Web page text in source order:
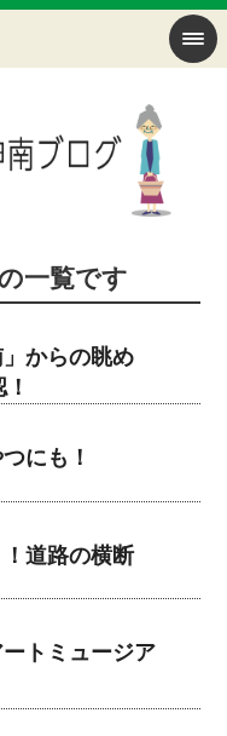
一覧です
」からの眺め
にも！
道路の横断
トミュージア